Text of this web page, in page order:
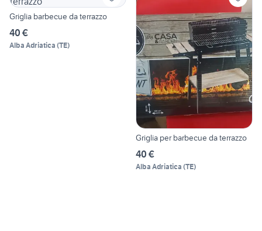
Griglia barbecue da terrazzo
40 €
Alba Adriatica (TE)
Griglia per barbecue da terrazzo
40 €
Alba Adriatica (TE)